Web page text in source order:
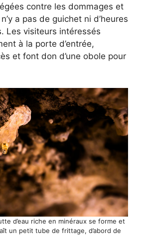
contre les dommages et
a pas de guichet ni d’heures
Les visiteurs intéressés
à la porte d’entrée,
et font don d’une obole pour
d’eau riche en minéraux se forme et
un petit tube de frittage, d’abord de